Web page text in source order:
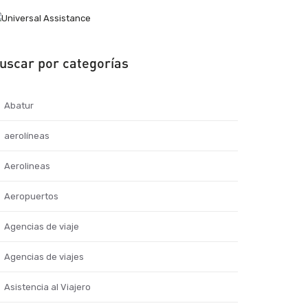
por categorías
Abatur
aerolíneas
Aerolineas
Aeropuertos
Agencias de viaje
Agencias de viajes
Asistencia al Viajero